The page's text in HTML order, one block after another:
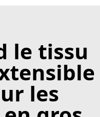
le tissu
les